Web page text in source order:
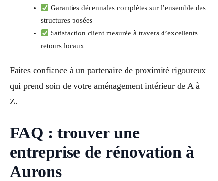
Garanties décennales complètes sur l’ensemble des
structures posées
Satisfaction client mesurée à travers d’excellents
retours locaux
Faites confiance à un partenaire de proximité rigoureux
qui prend soin de votre aménagement intérieur de A à
Z.
FAQ : trouver une
entreprise de rénovation à
Aurons